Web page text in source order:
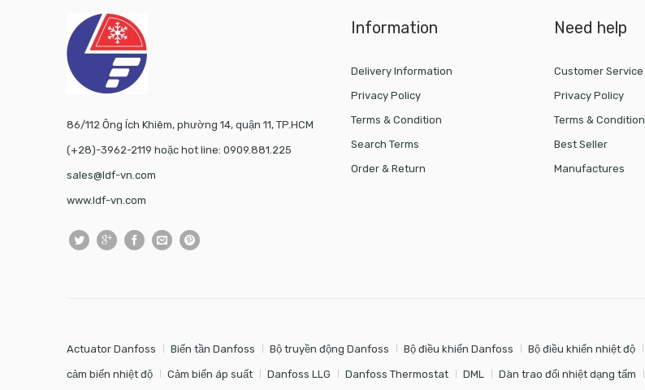
86/112 Ông Ích Khiêm, phường 14, quận 11, TP.HCM
(+28)-3962-2119 hoặc hot line: 0909.881.225
sales@ldf-vn.com
www.ldf-vn.com
Information
Delivery Information
Privacy Policy
Terms & Condition
Search Terms
Order & Return
Need help
Customer Service
Privacy Policy
Terms & Condition
Best Seller
Manufactures
Actuator Danfoss Biến tần Danfoss Bộ truyền động Danfoss Bộ điều khiển Danfoss Bộ điều khiển nhiệt độ
cảm biến nhiệt độ Cảm biến áp suất Danfoss LLG Danfoss Thermostat DML Dàn trao đổi nhiệt dạng tấm